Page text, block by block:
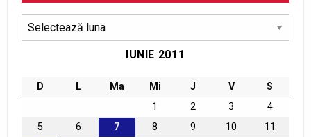
Arhive
IUNIE 2011
D L Ma Mi J V
S
1
2 3
4
5
6 7 8 9 10
11